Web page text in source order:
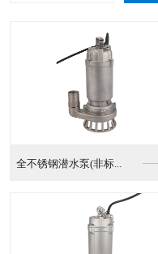
全不锈钢潜水泵(非标...